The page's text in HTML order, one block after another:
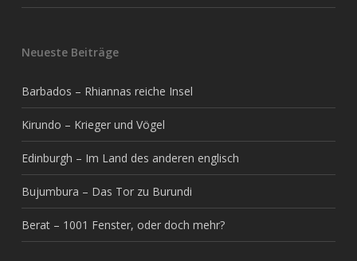
Neueste Beiträge
Barbados – Rhiannas reiche Insel
Kirundo – Krieger und Vögel
Edinburgh – Im Land des anderen englisch
Bujumbura – Das Tor zu Burundi
Berat – 1001 Fenster, oder doch mehr?